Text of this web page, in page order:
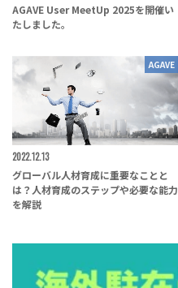
AGAVE User MeetUp 2025を開催い
たしました。
AGAVE
2022.12.13
グローバル人材育成に重要なことと
は？人材育成のステップや必要な能力
を解説